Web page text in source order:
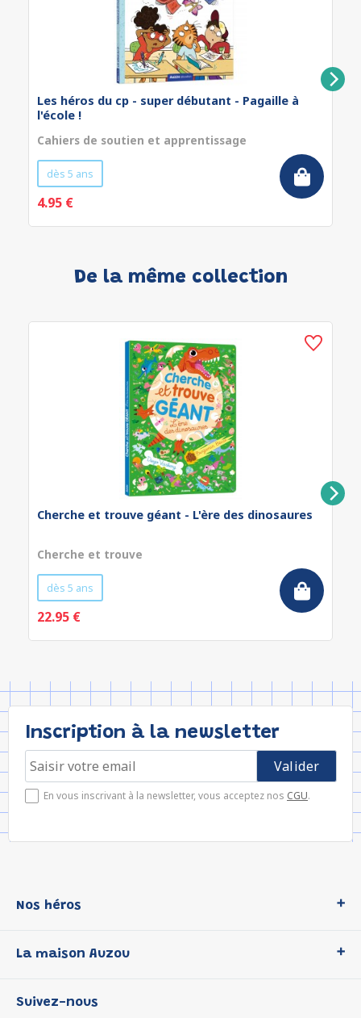
Les héros du cp - super débutant - Pagaille à
l'école !
Cahiers de soutien et apprentissage
dès 5 ans
4.95 €
De la même collection
Cherche et trouve géant - L'ère des dinosaures
Cherche et trouve
dès 5 ans
22.95 €
Inscription à la newsletter
En vous inscrivant à la newsletter, vous acceptez nos CGU.
Nos héros
P'tit Loup
Les Influenceuses
La maison Auzou
Notre histoire
Suivez-nous